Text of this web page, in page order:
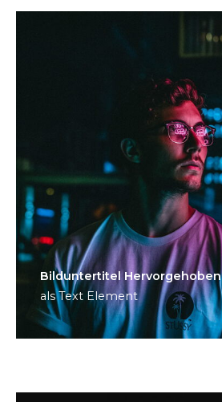
Bild­unter­titel Hervorgehoben
als Text Element